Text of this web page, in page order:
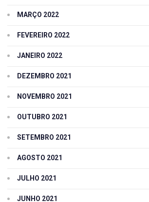
MARÇO 2022
FEVEREIRO 2022
JANEIRO 2022
DEZEMBRO 2021
NOVEMBRO 2021
OUTUBRO 2021
SETEMBRO 2021
AGOSTO 2021
JULHO 2021
JUNHO 2021